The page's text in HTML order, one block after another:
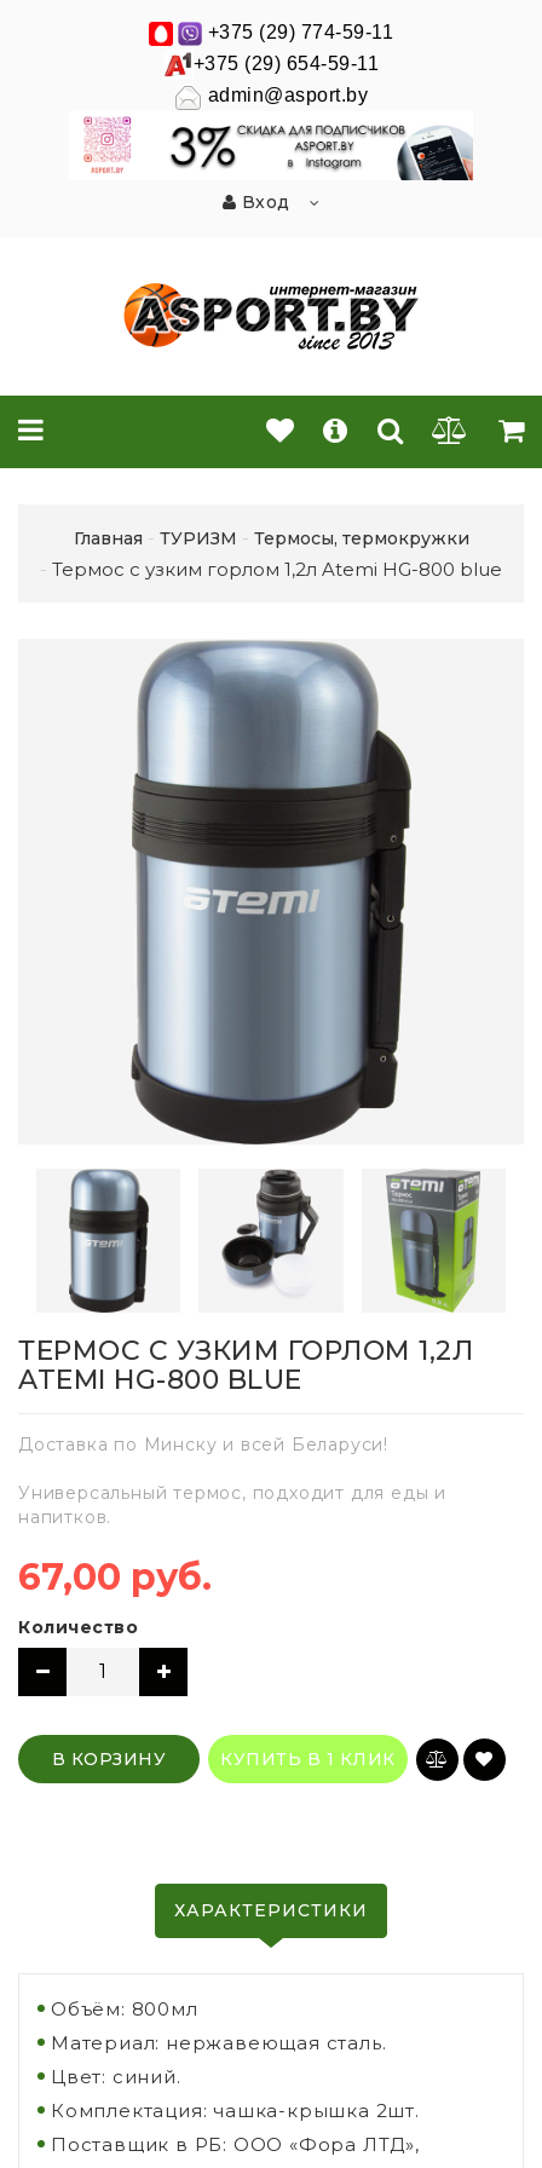
+375 (29) 774-59-11
+375 (29) 654-59-11
admin@asport.by
Вход
Главная ТУРИЗМ Термосы, термокружки
Термос с узким горлом 1,2л Atemi HG-800 blue
ТЕРМОС С УЗКИМ ГОРЛОМ 1,2Л
ATEMI HG-800 BLUE
Доставка по Минску и всей Беларуси!
Универсальный термос, подходит для еды и
напитков.
67,00 руб.
Количество
В КОРЗИНУ КУПИТЬ В 1 КЛИК
ХАРАКТЕРИСТИКИ
Объём: 800мл
Материал: нержавеющая сталь.
Цвет: синий.
Комплектация: чашка-крышка 2шт.
Поставщик в РБ: ООО «Фора ЛТД»,